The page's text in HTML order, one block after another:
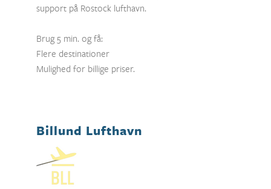
support på Rostock lufthavn.
Brug 5 min. og få:
Flere destinationer
Mulighed for billige priser.
Billund Lufthavn